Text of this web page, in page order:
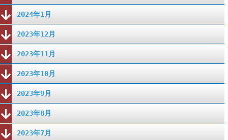
2024年1月
2023年12月
2023年11月
2023年10月
2023年9月
2023年8月
2023年7月